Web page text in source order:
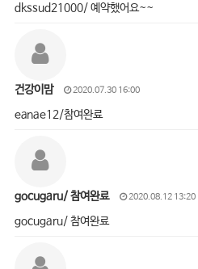
dkssud21000/ 예약했어요~~
건강이맘 2020.07.30 16:00
eanae12/참여완료
gocugaru/ 참여완료 2020.08.12 13:20
gocugaru/ 참여완료